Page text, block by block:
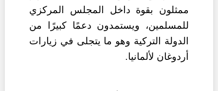
ممثلون بقوة داخل المجلس المركزي
للمسلمين، ويستمدون دعمًا كبيرًا من
الدولة التركية وهو ما يتجلى في زيارات
أردوغان لألمانيا.